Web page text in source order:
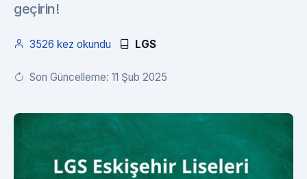
geçirin!
3526 kez okundu LGS
Son Güncelleme: 11 Şub 2025